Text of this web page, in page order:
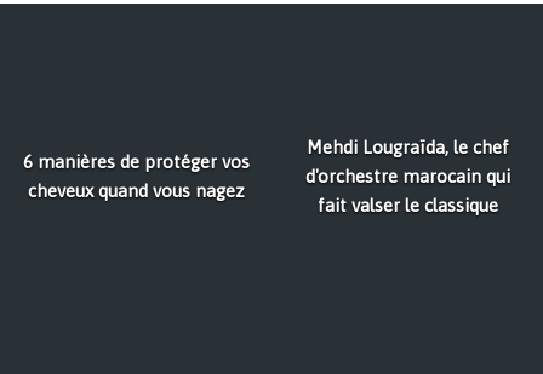
6 manières de protéger vos
cheveux quand vous nagez
Mehdi Lougraïda, le chef
d'orchestre marocain qui
fait valser le classique